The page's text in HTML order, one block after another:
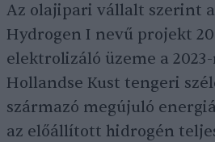
Az olajipari vállalt szerint
Hydrogen I nevű projekt
elektrolizáló üzeme a
Hollandse Kust tengeri
származó megújuló
az előállított hidrogén